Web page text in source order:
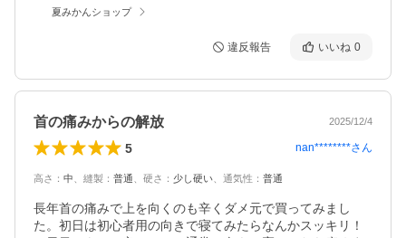
夏みかんショップ
違反報告 いいね 0
首の痛みからの解放 2025/12/4
5 nan********さん
高さ ： 中 縫製 ： 普通 硬さ ： 少し硬い 通気性 ： 普通
長年首の痛みで上を向くのも辛くダメ元で買ってみまし
た。初日は初心者用の向きで寝てみたらなんかスッキリ！